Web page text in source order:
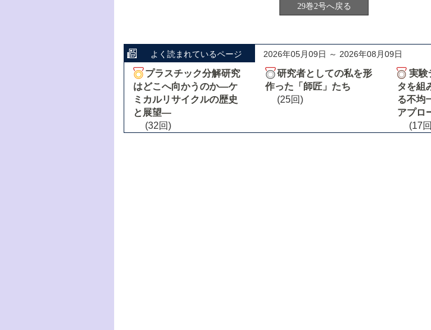
29巻2号へ戻る
よく読まれているページ 2026年05月09日 ～ 2026年08月09日
プラスチック分解研究
はどこへ向かうのか―ケ
ミカルリサイクルの歴史
と展望―
(32回)
研究者としての私を形
作った「師匠」たち
(25回)
実験
タを組
る不均
アプロ
(17